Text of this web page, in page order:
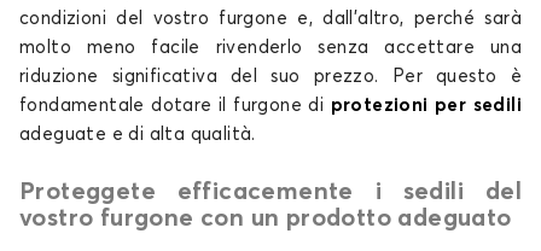
Coprisedili veicoli commerciali per FORD TRANSIT
CUSTOM
condizioni del vostro furgone e, dall'altro, perché sarà
molto meno facile rivenderlo senza accettare una
riduzione significativa del suo prezzo. Per questo è
fondamentale dotare il furgone di protezioni per sedili
adeguate e di alta qualità.
Proteggete efficacemente i sedili del
vostro furgone con un prodotto adeguato